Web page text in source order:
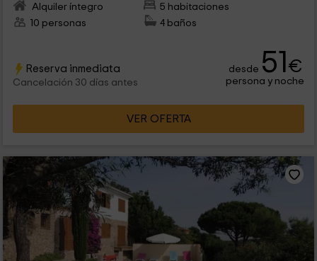
Alquiler íntegro
5 habitaciones
10 personas
4 baños
Reserva inmediata
Cancelación 30 días antes
desde 51€
persona y noche
VER OFERTA